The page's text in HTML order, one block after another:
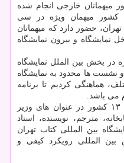
میهمانان خارجی انجام شده
میهمان ویژه در سی
حضور دارد که میهمانان
نمایشگاه و بیرون نمایشگاه
در بخش بین الملل نمایشگاه
و نشست ها محدود به نمایشگاه
هماهنگی کردیم تا برنامه
می باشد.
مترجم، نویسنده، استاد
بین المللی کتاب تهران
المللی رویکرد کیفی و